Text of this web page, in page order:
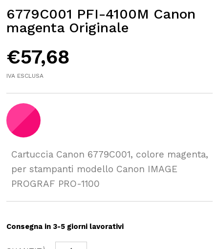
6779C001 PFI-4100M Canon
magenta Originale
€57,68
IVA ESCLUSA
Cartuccia Canon 6779C001, colore magenta,
per stampanti modello Canon IMAGE
PROGRAF PRO-1100
Consegna in 3-5 giorni lavorativi